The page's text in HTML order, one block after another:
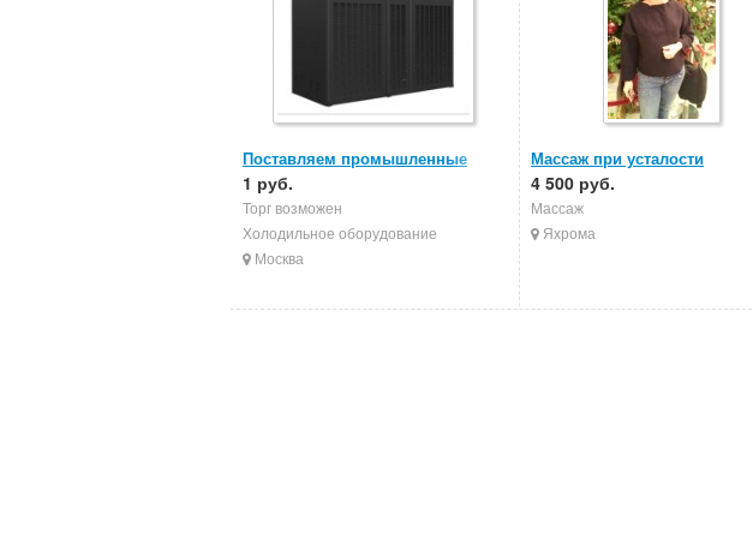
Поставляем промышленные
кондиционеры
1 руб.
Торг возможен
Холодильное оборудование
Москва
Массаж при усталости
4 500 руб.
Массаж
Яхрома